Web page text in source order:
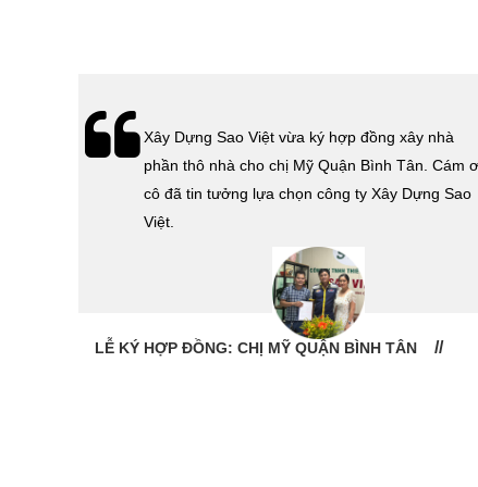
Lễ bàn giao nhà cho gia đình Cô Vân quận 11.
Cám ơn anh Tính đã tin tưởng, lựa chọn công ty
Xây Dựng Sao Việt.
LỄ BÀN GIAO NHÀ: CÔ VÂN QUẬN 11